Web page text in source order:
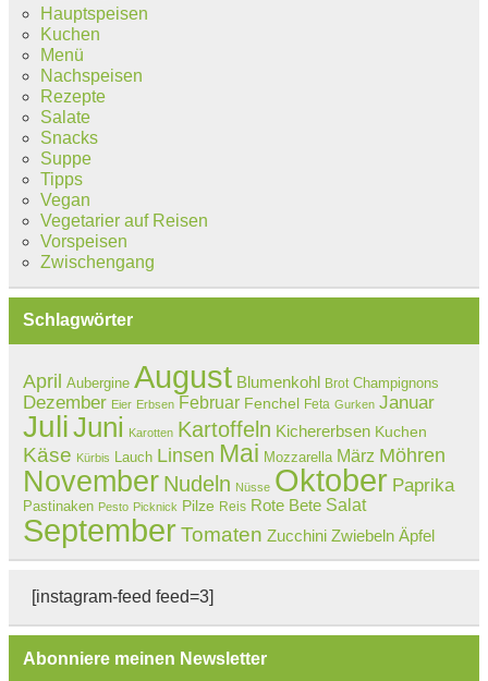
Hauptspeisen
Kuchen
Menü
Nachspeisen
Rezepte
Salate
Snacks
Suppe
Tipps
Vegan
Vegetarier auf Reisen
Vorspeisen
Zwischengang
Schlagwörter
April Aubergine August Blumenkohl Brot Champignons
Dezember Eier Erbsen Februar Fenchel Feta Gurken Januar
JuliJuni Karotten Kartoffeln Kichererbsen Kuchen
Käse Kürbis Lauch Linsen Mai Mozzarella März Möhren
November Nudeln Nüsse Oktober Paprika
Pastinaken Pesto Picknick Pilze Reis Rote Bete Salat
September Tomaten Zucchini Zwiebeln Äpfel
[instagram-feed feed=3]
Abonniere meinen Newsletter